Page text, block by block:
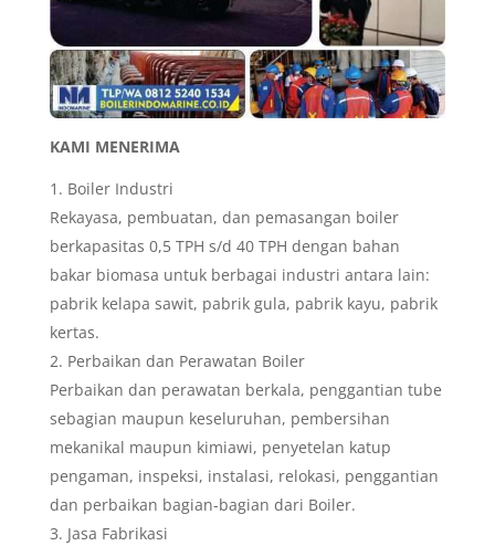
KAMI MENERIMA
Boiler Industri
Rekayasa, pembuatan, dan pemasangan boiler
berkapasitas 0,5 TPH s/d 40 TPH dengan bahan
bakar biomasa untuk berbagai industri antara lain:
pabrik kelapa sawit, pabrik gula, pabrik kayu, pabrik
kertas.
Perbaikan dan Perawatan Boiler
Perbaikan dan perawatan berkala, penggantian tube
sebagian maupun keseluruhan, pembersihan
mekanikal maupun kimiawi, penyetelan katup
pengaman, inspeksi, instalasi, relokasi, penggantian
dan perbaikan bagian-bagian dari Boiler.
Jasa Fabrikasi